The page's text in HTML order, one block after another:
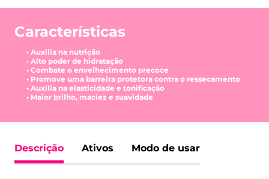
Características
• Auxilia na nutrição
• Alto poder de hidratação
• Combate o envelhecimento precoce
• Promove uma barreira protetora contra o ressecamento
• Auxilia na elasticidade e tonificação
• Maior brilho, maciez e suavidade
Descrição Ativos Modo de usar